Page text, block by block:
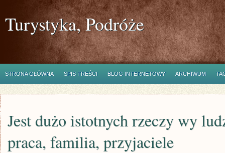
Turystyka, Podróże
STRONA GŁÓWNA SPIS TREŚCI BLOG INTERNETOWY ARCHIWUM
Jest dużo istotnych rzeczy wy
praca, familia, przyjaciele